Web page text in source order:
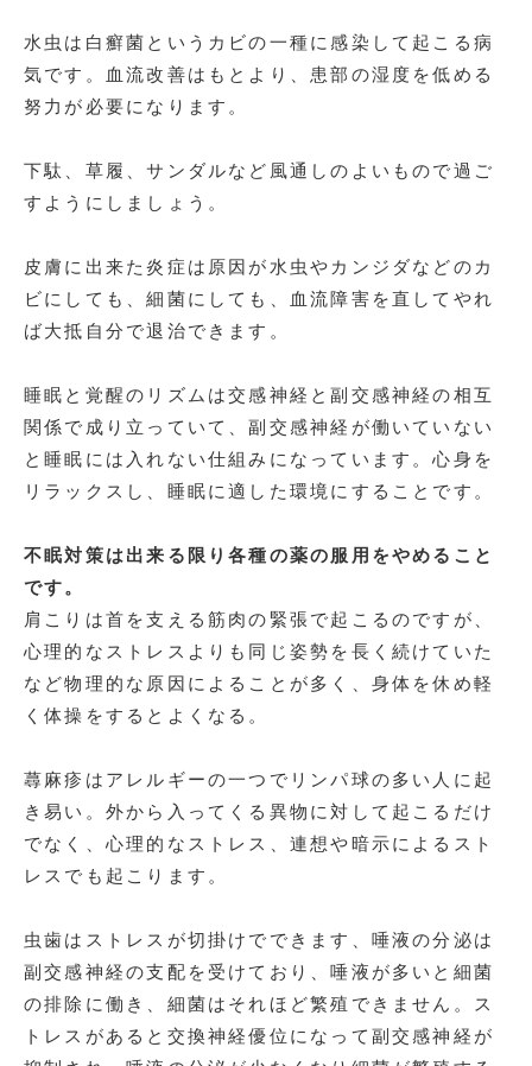
水虫は白癬菌というカビの一種に感染して起こる病
気です。血流改善はもとより、患部の湿度を低める
努力が必要になります。
下駄、草履、サンダルなど風通しのよいもので過ご
すようにしましょう。
皮膚に出来た炎症は原因が水虫やカンジダなどのカ
ビにしても、細菌にしても、血流障害を直してやれ
ば大抵自分で退治できます。
睡眠と覚醒のリズムは交感神経と副交感神経の相互
関係で成り立っていて、副交感神経が働いていない
と睡眠には入れない仕組みになっています。心身を
リラックスし、睡眠に適した環境にすることです。
不眠対策は出来る限り各種の薬の服用をやめること
です。
肩こりは首を支える筋肉の緊張で起こるのですが、
心理的なストレスよりも同じ姿勢を長く続けていた
など物理的な原因によることが多く、身体を休め軽
く体操をするとよくなる。
蕁麻疹はアレルギーの一つでリンパ球の多い人に起
き易い。外から入ってくる異物に対して起こるだけ
でなく、心理的なストレス、連想や暗示によるスト
レスでも起こります。
虫歯はストレスが切掛けでできます、唾液の分泌は
副交感神経の支配を受けており、唾液が多いと細菌
の排除に働き、細菌はそれほど繁殖できません。ス
トレスがあると交換神経優位になって副交感神経が